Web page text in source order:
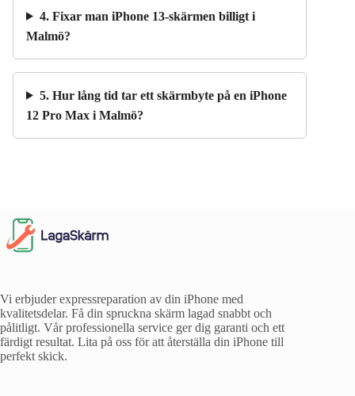
4. Fixar man iPhone 13-skärmen billigt i
Malmö?
5. Hur lång tid tar ett skärmbyte på en iPhone
12 Pro Max i Malmö?
Vi erbjuder expressreparation av din iPhone med
kvalitetsdelar. Få din spruckna skärm lagad snabbt och
pålitligt. Vår professionella service ger dig garanti och ett
färdigt resultat. Lita på oss för att återställa din iPhone till
perfekt skick.